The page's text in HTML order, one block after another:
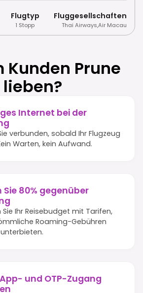
Flugtyp
1 Stopp
Fluggesellschaften
Thai Airways,Air Macau
Kunden Prune
lieben?
Internet bei der
verbunden, sobald Ihr Flugzeug
Warten, kein Aufwand.
Sie 80% gegenüber
Sie Ihr Reisebudget mit Tarifen,
Roaming-Gebühren
und OTP-Zugang